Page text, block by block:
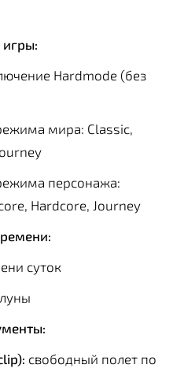
Hardmode (без
мира: Classic,
персонажа:
Hardcore, Journey
суток
свободный полет по